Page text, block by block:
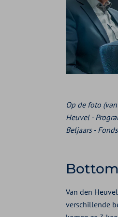
Op de foto
Heuvel -
Beljaars -
Van den
verschillende